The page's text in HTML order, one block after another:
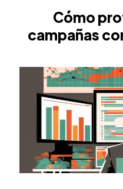
Cómo
campañas